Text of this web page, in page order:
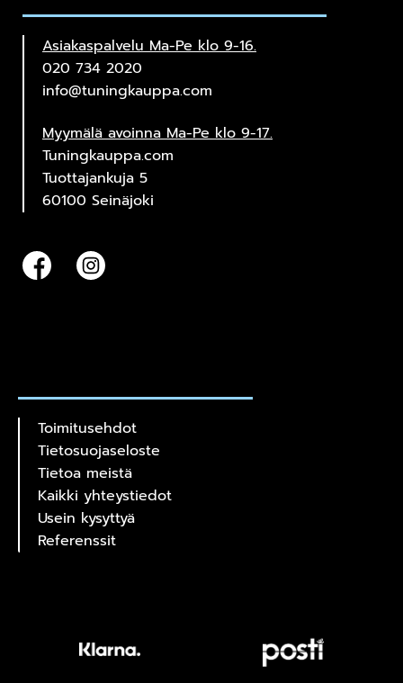
Asiakaspalvelu Ma-Pe klo 9-16.
020 734 2020
info@tuningkauppa.com
Myymälä avoinna Ma-Pe klo 9-17.
Tuningkauppa.com
Tuottajankuja 5
60100 Seinäjoki
Toimitusehdot
Tietosuojaseloste
Tietoa meistä
Kaikki yhteystiedot
Usein kysyttyä
Referenssit